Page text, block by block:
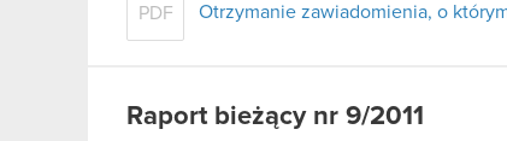
PDF Otrzymanie zawiadomienia, o
Raport bieżący nr 9/2011